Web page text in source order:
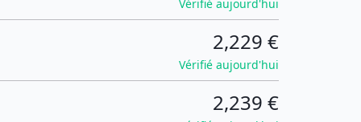
Vérifié aujourd'hui
2,229 €
Vérifié aujourd'hui
2,239 €